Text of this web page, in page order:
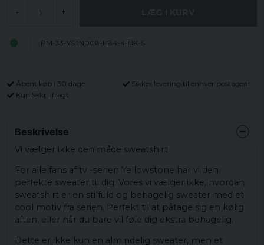
- +
PM-33-YSTN008-H84-4-BK-S
Åbent køb i 30 dage
Sikker levering til enhver postagent
Kun 59kr i fragt
Beskrivelse
Vi vælger ikke den måde sweatshirt
For alle fans af tv -serien Yellowstone har vi den
perfekte sweater til dig! Vores vi vælger ikke, hvordan
sweatshirt er en stilfuld og behagelig sweater med et
cool motiv fra serien. Perfekt til at påtage sig en kølig
aften, eller når du bare vil føle dig ekstra behagelig.
Dette er ikke kun en almindelig sweater, men et